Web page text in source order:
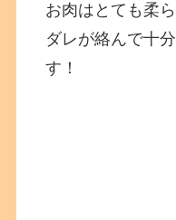
お肉はとても柔
ダレが絡んで十
す！